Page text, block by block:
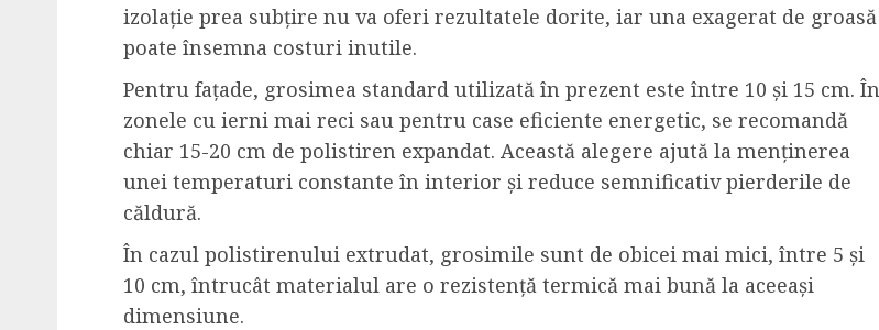
izolație prea subțire nu va oferi rezultatele dorite, iar una exagerat de groasă
poate însemna costuri inutile.
Pentru fațade, grosimea standard utilizată în prezent este între 10 și 15 cm. În
zonele cu ierni mai reci sau pentru case eficiente energetic, se recomandă
chiar 15-20 cm de polistiren expandat. Această alegere ajută la menținerea
unei temperaturi constante în interior și reduce semnificativ pierderile de
căldură.
În cazul polistirenului extrudat, grosimile sunt de obicei mai mici, între 5 și
10 cm, întrucât materialul are o rezistență termică mai bună la aceeași
dimensiune.